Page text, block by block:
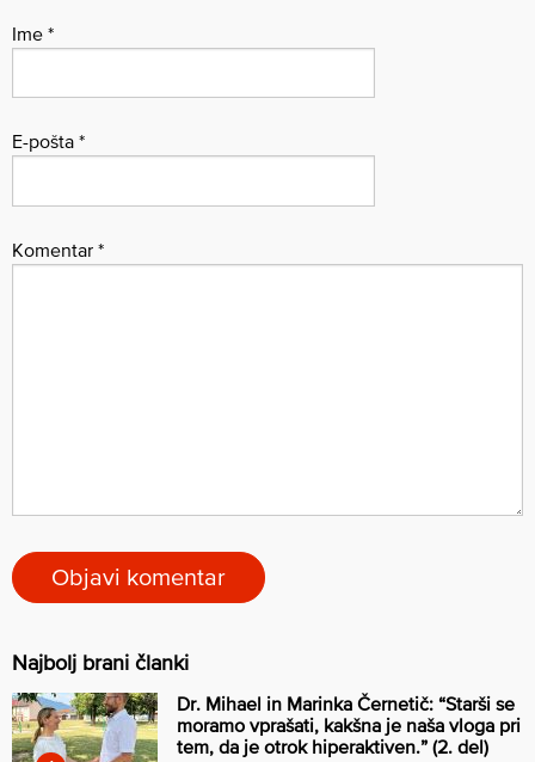
Ime *
E-pošta *
Komentar *
Najbolj brani članki
Dr. Mihael in Marinka Černetič: “Starši se
moramo vprašati, kakšna je naša vloga pri
tem, da je otrok hiperaktiven.” (2. del)